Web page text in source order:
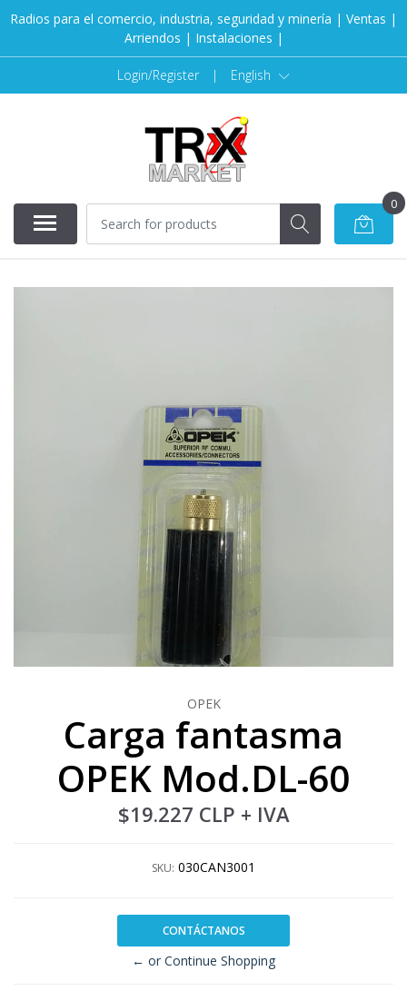
Radios para el comercio, industria, seguridad y minería | Ventas |
Arriendos | Instalaciones |
Login/Register | English
0
OPEK
Carga fantasma
OPEK Mod.DL-60
$19.227 CLP + IVA
SKU: 030CAN3001
CONTÁCTANOS
← or Continue Shopping